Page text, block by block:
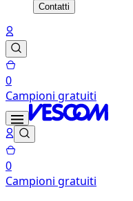
Contatti
0
Campioni gratuiti
0
Campioni gratuiti